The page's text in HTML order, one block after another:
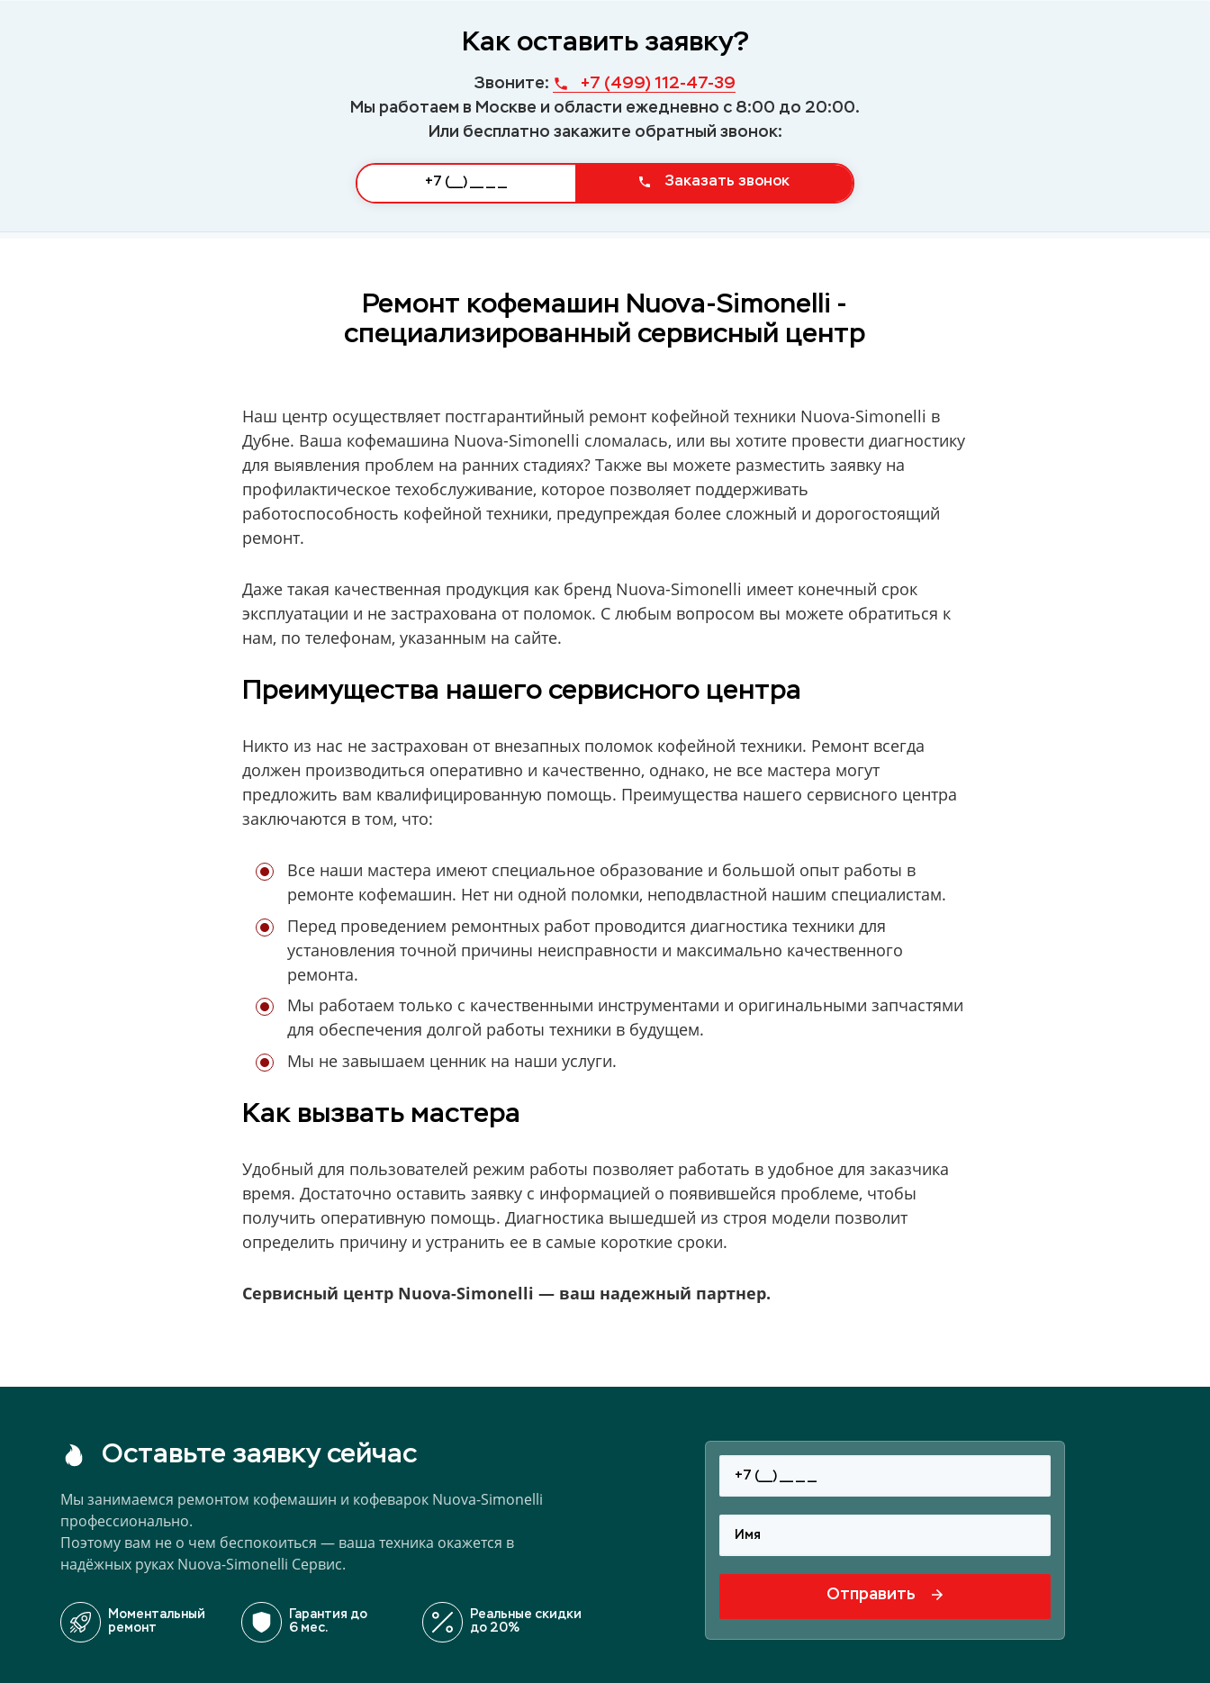
Как оставить заявку?
Звоните:
+7 (499) 112-47-39
Мы работаем в Москве и области ежедневно с 8:00 до 20:00.
Или бесплатно закажите обратный звонок:
Заказать звонок
Ремонт кофемашин Nuova-Simonelli -
специализированный сервисный центр
Наш центр осуществляет постгарантийный ремонт кофейной техники Nuova-Simonelli в
Дубне. Ваша кофемашина Nuova-Simonelli сломалась, или вы хотите провести диагностику
для выявления проблем на ранних стадиях? Также вы можете разместить заявку на
профилактическое техобслуживание, которое позволяет поддерживать
работоспособность кофейной техники, предупреждая более сложный и дорогостоящий
ремонт.
Даже такая качественная продукция как бренд Nuova-Simonelli имеет конечный срок
эксплуатации и не застрахована от поломок. С любым вопросом вы можете обратиться к
нам, по телефонам, указанным на сайте.
Преимущества нашего сервисного центра
Никто из нас не застрахован от внезапных поломок кофейной техники. Ремонт всегда
должен производиться оперативно и качественно, однако, не все мастера могут
предложить вам квалифицированную помощь. Преимущества нашего сервисного центра
заключаются в том, что:
Все наши мастера имеют специальное образование и большой опыт работы в
ремонте кофемашин. Нет ни одной поломки, неподвластной нашим специалистам.
Перед проведением ремонтных работ проводится диагностика техники для
установления точной причины неисправности и максимально качественного
ремонта.
Мы работаем только с качественными инструментами и оригинальными запчастями
для обеспечения долгой работы техники в будущем.
Мы не завышаем ценник на наши услуги.
Как вызвать мастера
Удобный для пользователей режим работы позволяет работать в удобное для заказчика
время. Достаточно оставить заявку с информацией о появившейся проблеме, чтобы
получить оперативную помощь. Диагностика вышедшей из строя модели позволит
определить причину и устранить ее в самые короткие сроки.
Сервисный центр Nuova-Simonelli — ваш надежный партнер.
Оставьте заявку сейчас
Мы занимаемся ремонтом кофемашин и кофеварок Nuova-Simonelli
профессионально.
Поэтому вам не о чем беспокоиться — ваша техника окажется в
надёжных руках Nuova-Simonelli Сервис.
Моментальный
ремонт
Гарантия до
6 мес.
Реальные скидки
до 20%
Отправить